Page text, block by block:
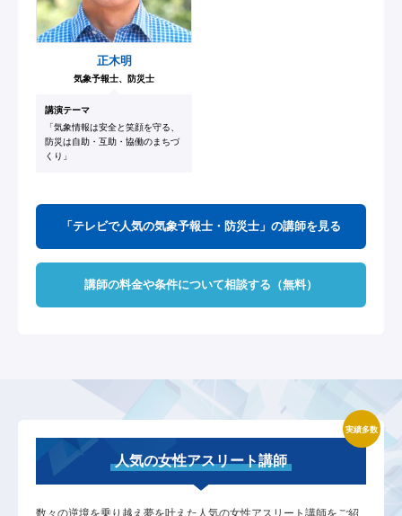
正木明
気象予報士、防災士
講演テーマ
「気象情報は安全と笑顔を守る、
防災は自助・互助・協働のまちづ
くり」
「テレビで人気の気象予報士・防災士」の講師を見る
講師の料金や条件について相談する（無料）
実績多数
人気の女性アスリート講師
数々の逆境を乗り越え夢を叶えた人気の女性アスリート講師をご紹